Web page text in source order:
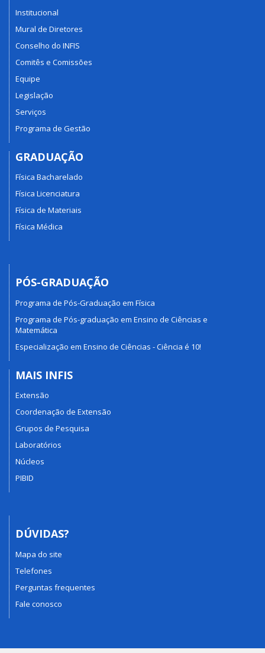
Institucional
Mural de Diretores
Conselho do INFIS
Comitês e Comissões
Equipe
Legislação
Serviços
Programa de Gestão
GRADUAÇÃO
Física Bacharelado
Física Licenciatura
Física de Materiais
Física Médica
PÓS-GRADUAÇÃO
Programa de Pós-Graduação em Física
Programa de Pós-graduação em Ensino de Ciências e
Matemática
Especialização em Ensino de Ciências - Ciência é 10!
MAIS INFIS
Extensão
Coordenação de Extensão
Grupos de Pesquisa
Laboratórios
Núcleos
PIBID
DÚVIDAS?
Mapa do site
Telefones
Perguntas frequentes
Fale conosco